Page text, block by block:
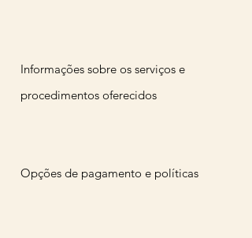
Informações sobre os serviços e
procedimentos oferecidos
Opções de pagamento e políticas